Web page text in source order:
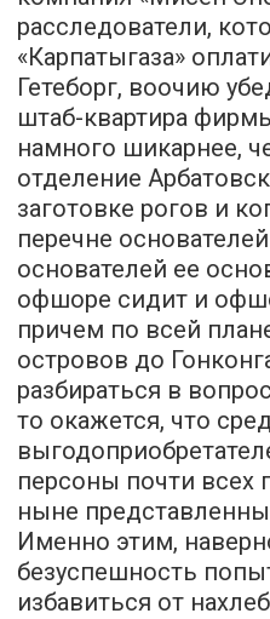
расследователи,
«Карпатыгаза»
Гетеборг, воочию
штаб-квартира
намного шикарнее,
отделение
заготовке рогов и
перечне
основателей ее
офшоре сидит и
причем по всей
островов до
разбираться в
то окажется, что
персоны почти всех
ныне
Именно этим,
безуспешность
избавиться от